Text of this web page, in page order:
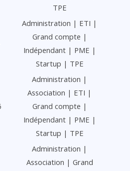
TPE
Administration | ETI |
Grand compte |
Indépendant | PME |
Startup | TPE
Administration |
Association | ETI |
Grand compte |
Indépendant | PME |
Startup | TPE
Administration |
Association | Grand